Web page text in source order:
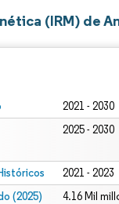
(IRM) de
2021 - 2030
2025 - 2030
2021 - 2023
(2025) 4.16 Mil